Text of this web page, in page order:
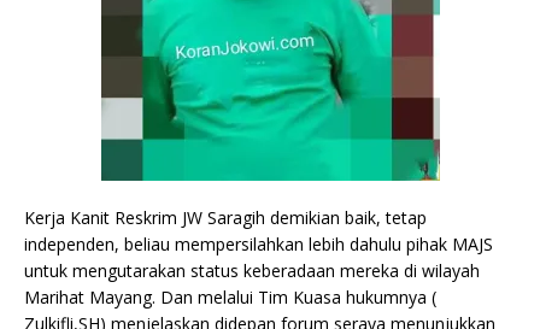
Kerja Kanit Reskrim JW Saragih demikian baik, tetap
independen, beliau mempersilahkan lebih dahulu pihak MAJS
untuk mengutarakan status keberadaan mereka di wilayah
Marihat Mayang. Dan melalui Tim Kuasa hukumnya (
Zulkifli,SH) menjelaskan didepan forum seraya menunjukkan